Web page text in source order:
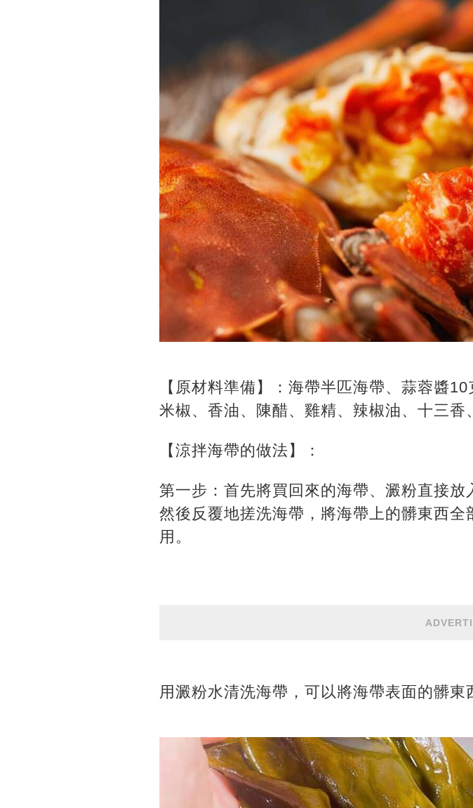
【原材料準備】：海帶半匹海帶、蒜蓉醬
米椒、香油、陳醋、雞精、辣椒油、十三香
【涼拌海帶的做法】：
第一步：首先將買回來的海帶、澱粉直接放
然後反覆地搓洗海帶，將海帶上的髒東西
用。
用澱粉水清洗海帶，可以將海帶表面的髒東